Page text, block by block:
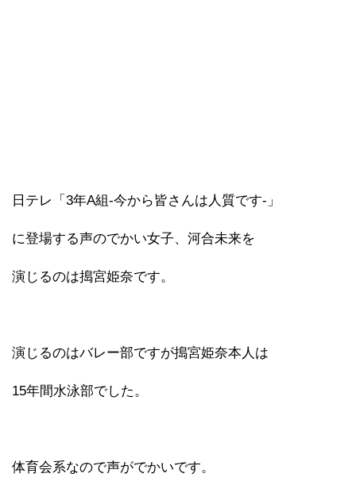
日テレ「3年A組-今から皆さんは人質です-」
に登場する声のでかい女子、河合未来を
演じるのは搗宮姫奈です。
演じるのはバレー部ですが搗宮姫奈本人は
15年間水泳部でした。
体育会系なので声がでかいです。